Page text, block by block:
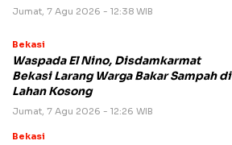
Jumat, 7 Agu 2026 - 12:38 WIB
Bekasi
Waspada El Nino, Disdamkarmat
Bekasi Larang Warga Bakar Sampah di
Lahan Kosong
Jumat, 7 Agu 2026 - 12:26 WIB
Bekasi